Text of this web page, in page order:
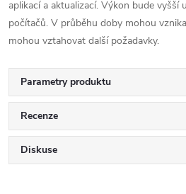
aplikací a aktualizací. Výkon bude vyšší
počítačů. V průběhu doby mohou
mohou vztahovat další požadavky.
Parametry produktu
Recenze
Diskuse